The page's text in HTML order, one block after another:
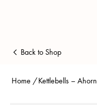
Home /Kettlebells – Ahorn
Back to Shop